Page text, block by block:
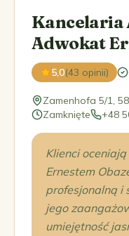
Kancelaria
Adwokat
5,0(43 opinii)
Zamenhofa 5/1,
Zamknięte
+48
Klienci
Ernestem
profesjonalną i
jego
umiejętność